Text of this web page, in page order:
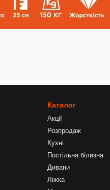
Каталог
Акції
Розпродаж
Кухні
Постільна білизна
Дивани
Ліжка